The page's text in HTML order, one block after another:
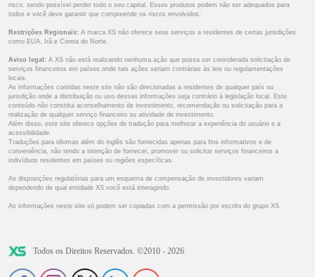
risco, sendo possível perder todo o seu capital. Esses produtos podem não ser adequados para
todos e você deve garantir que compreende os riscos envolvidos.
Restrições Regionais: A marca XS não oferece seus serviços a residentes de certas jurisdições
como EUA, Irã e Coreia do Norte.
Aviso legal: A XS não está realizando nenhuma ação que possa ser considerada solicitação de
serviços financeiros em países onde tais ações seriam contrárias às leis ou regulamentações
locais.
As informações contidas neste site não são direcionadas a residentes de qualquer país ou
jurisdição onde a distribuição ou uso dessas informações seja contrário à legislação local. Este
conteúdo não constitui aconselhamento de investimento, recomendação ou solicitação para a
realização de qualquer serviço financeiro ou atividade de investimento.
Além disso, este site oferece opções de tradução para melhorar a experiência do usuário e a
acessibilidade.
Traduções para idiomas além do inglês são fornecidas apenas para fins informativos e de
conveniência, não tendo a intenção de fornecer, promover ou solicitar serviços financeiros a
indivíduos residentes em países ou regiões específicas.
As disposições regulatórias para um esquema de compensação de investidores variam
dependendo de qual entidade XS você está interagindo.
As informações neste site só podem ser copiadas com a permissão por escrito do grupo XS.
Todos os Direitos Reservados. ©2010 - 2026